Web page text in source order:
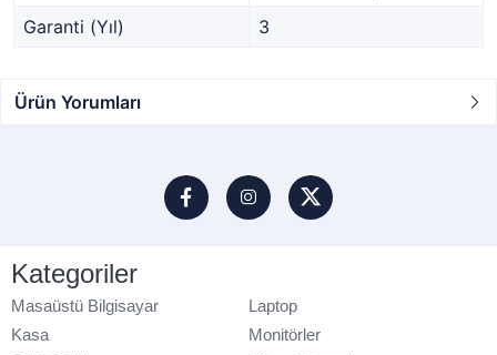
Garanti (Yıl)
3
Ürün Yorumları
Kategoriler
Masaüstü Bilgisayar
Laptop
Kasa
Monitörler